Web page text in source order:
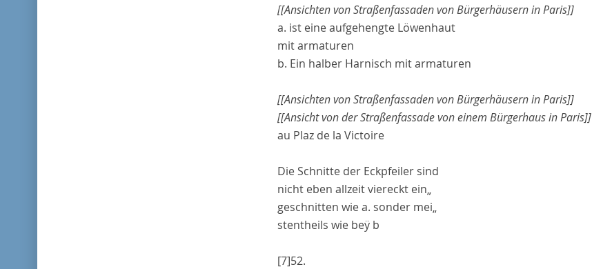
[[Ansichten von Straßenfassaden von Bürgerhäusern in Paris]]
a. ist eine aufgehengte Löwenhaut
mitarmaturen
b. Ein halber Harnisch mitarmaturen
[[Ansichten von Straßenfassaden von Bürgerhäusern in Paris]]
[[Ansicht von der Straßenfassade von einem Bürgerhaus in Paris]]
au Plaz de la Victoire
Die Schnitte der Eckpfeiler sind
nicht eben allzeit viereckt ein„
geschnitten wiea. sonder mei„
stentheils wie beÿ b
[7]52.